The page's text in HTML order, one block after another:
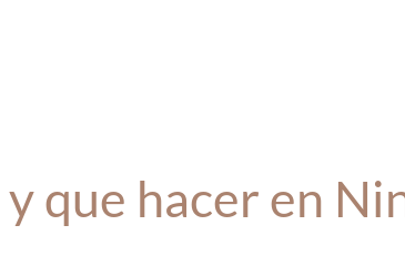
que hacer en